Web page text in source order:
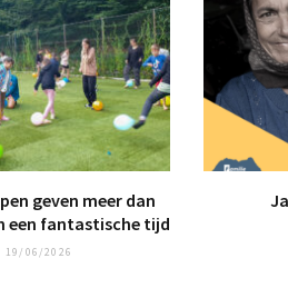
geven meer dan
een fantastische tijd
19/06/2026